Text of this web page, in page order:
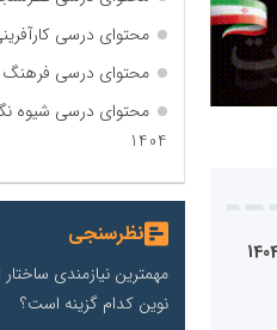
محتوای درسی کارآفرینی
محتوای درسی فرهنگ
محتوای درسی شیوه
1404
نظرسنجی
مهمترین نیازمندی
نوین کدام گزینه است؟